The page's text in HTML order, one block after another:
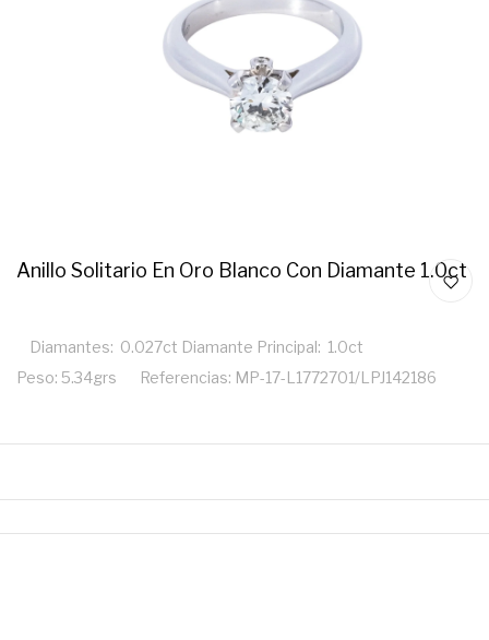
Anillo Solitario En Oro Blanco Con Diamante 1.0ct
Diamantes: 0.027ct Diamante Principal: 1.0ct
Peso: 5.34grs Referencias: MP-17-L1772701/LPJ142186